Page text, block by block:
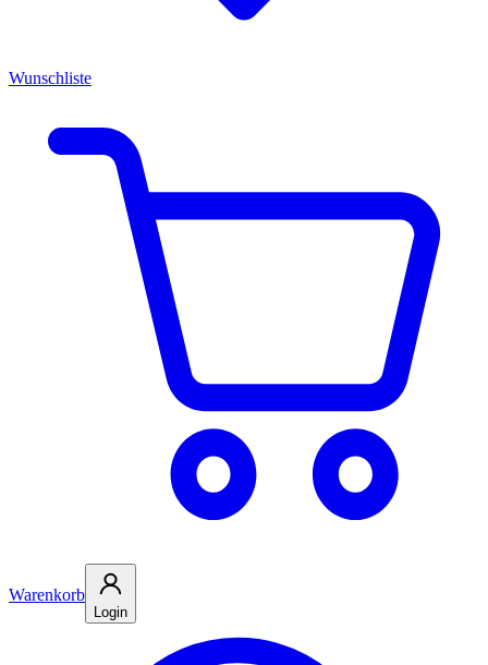
Wunschliste
Warenkorb
Login